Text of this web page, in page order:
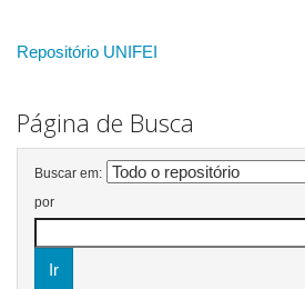
Repositório UNIFEI
Página de Busca
Buscar em:
por